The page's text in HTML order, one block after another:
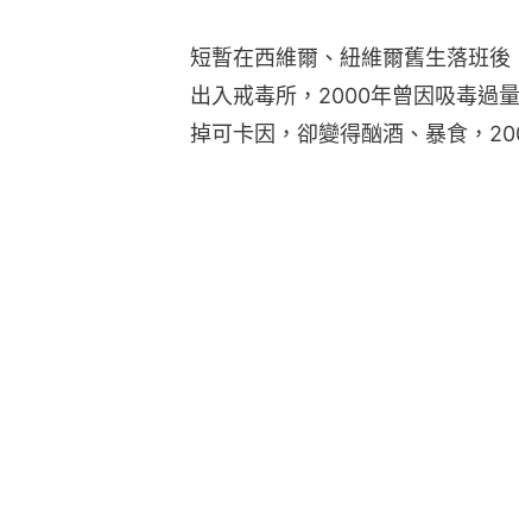
短暫在西維爾、紐維爾舊生落班
出入戒毒所，2000年曾因吸毒過
掉可卡因，卻變得酗酒、暴食，